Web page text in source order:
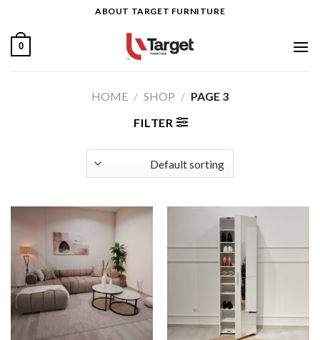
content
ABOUT TARGET FURNITURE
0
HOME / SHOP / PAGE 3
FILTER